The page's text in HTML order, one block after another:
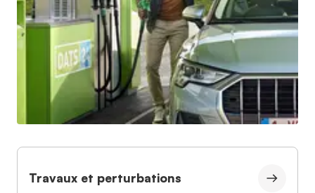
Travaux et perturbations